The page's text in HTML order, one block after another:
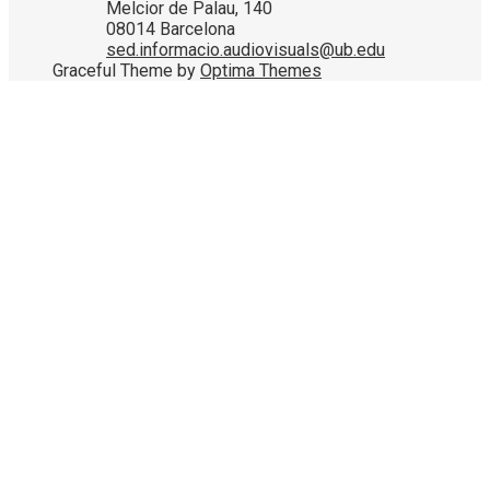
Melcior de Palau, 140
08014 Barcelona
sed.informacio.audiovisuals@ub.edu
Graceful Theme by Optima Themes